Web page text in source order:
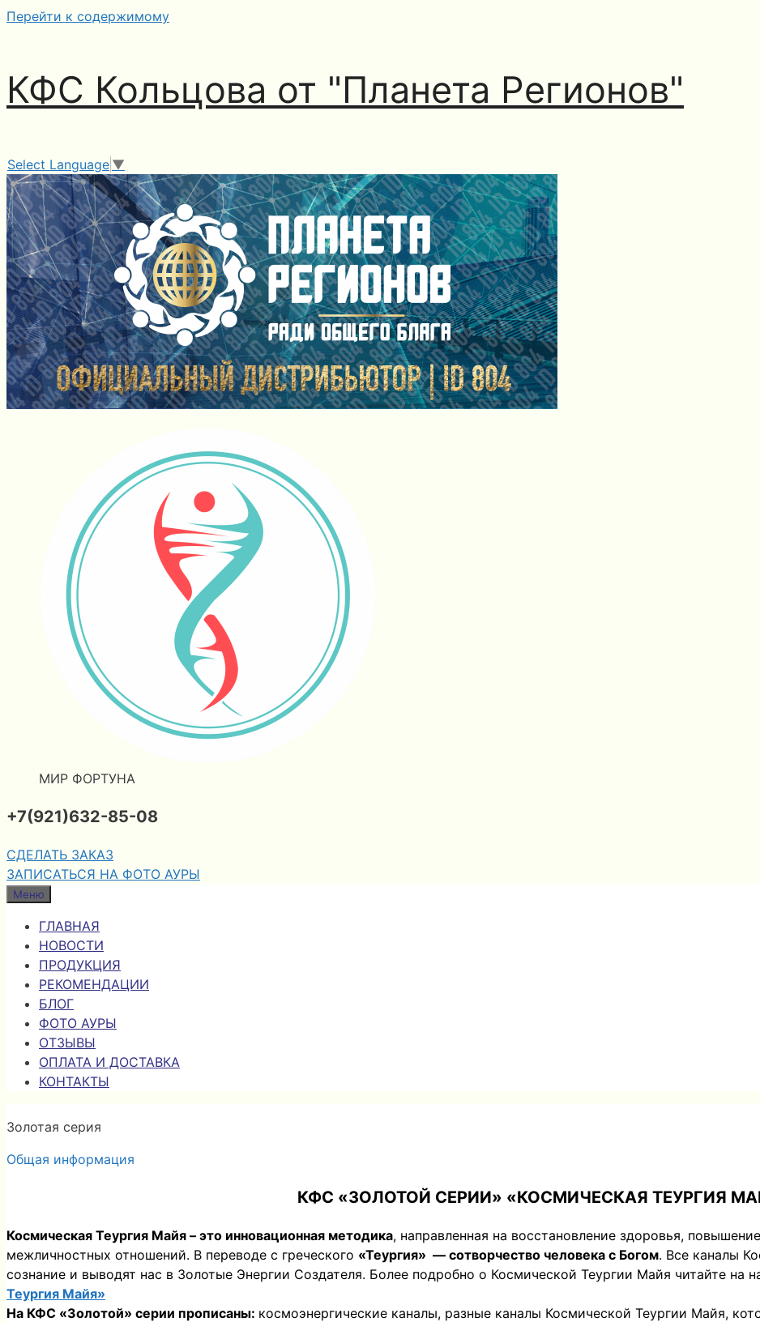
Перейти к содержимому
КФС Кольцова от "Планета Регионов"
Select Language ▼
МИР ФОРТУНА
+7(921)632-85-08
СДЕЛАТЬ ЗАКАЗ
ЗАПИСАТЬСЯ НА ФОТО АУРЫ
Меню
ГЛАВНАЯ
НОВОСТИ
ПРОДУКЦИЯ
РЕКОМЕНДАЦИИ
БЛОГ
ФОТО АУРЫ
ОТЗЫВЫ
ОПЛАТА И ДОСТАВКА
КОНТАКТЫ
Золотая серия
Общая информация
КФС «ЗОЛОТОЙ СЕРИИ» «КОСМИЧЕСКАЯ ТЕУРГИЯ
Космическая Теургия Майя – это инновационная методика, направленная на восстановление здоровья,
межличностных отношений. В переводе с греческого «Теургия» — сотворчество человека с Богом. Все каналы
сознание и выводят нас в Золотые Энергии Создателя. Более подробно о Космической Теургии Майя читайте на
Теургия Майя»
На КФС «Золотой» серии прописаны: космоэнергические каналы, разные каналы Космической Теургии Майя,